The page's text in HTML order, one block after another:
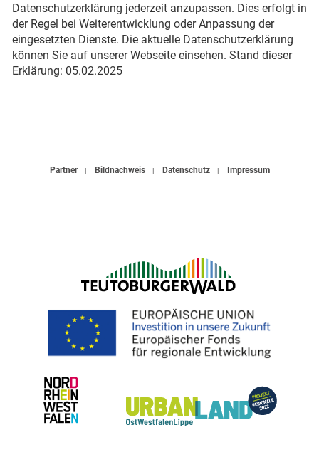
Datenschutzerklärung jederzeit anzupassen. Dies erfolgt in
der Regel bei Weiterentwicklung oder Anpassung der
eingesetzten Dienste. Die aktuelle Datenschutzerklärung
können Sie auf unserer Webseite einsehen. Stand dieser
Erklärung: 05.02.2025
Partner Bildnachweis Datenschutz Impressum